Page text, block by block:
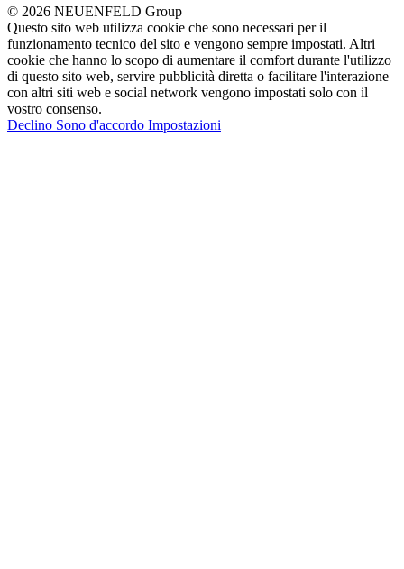
© 2026 NEUENFELD Group
Questo sito web utilizza cookie che sono necessari per il
funzionamento tecnico del sito e vengono sempre impostati. Altri
cookie che hanno lo scopo di aumentare il comfort durante l'utilizzo
di questo sito web, servire pubblicità diretta o facilitare l'interazione
con altri siti web e social network vengono impostati solo con il
vostro consenso.
Declino Sono d'accordo Impostazioni